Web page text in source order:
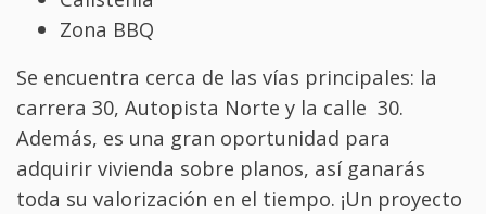
Zona BBQ
Se encuentra cerca de las vías principales: la
carrera 30, Autopista Norte y la calle 30.
Además, es una gran oportunidad para
adquirir vivienda sobre planos, así ganarás
toda su valorización en el tiempo. ¡Un proyecto